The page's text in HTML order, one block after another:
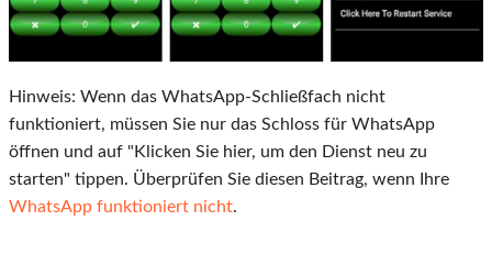
Hinweis: Wenn das WhatsApp-Schließfach nicht
funktioniert, müssen Sie nur das Schloss für WhatsApp
öffnen und auf "Klicken Sie hier, um den Dienst neu zu
starten" tippen. Überprüfen Sie diesen Beitrag, wenn Ihre
WhatsApp funktioniert nicht.